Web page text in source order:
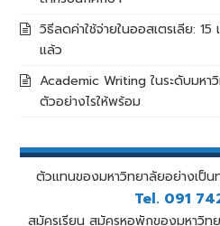
วิธีลดค่าใช้จ่ายในออสเตรเลีย:
แล้ว
Academic Writing ในระดับมหา
ตัวอย่างไรให้พร้อม
ตัวแทนของมหาวิทยาลัยอย่างเป็
Tel. 091
สมัครเรียน สมัครหอพักของมหาวิท